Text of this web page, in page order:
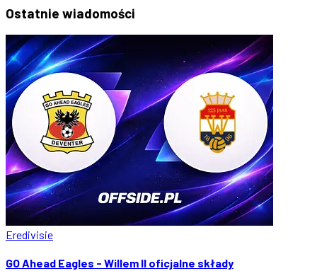
Ostatnie wiadomości
Eredivisie
GO Ahead Eagles - Willem II oficjalne składy